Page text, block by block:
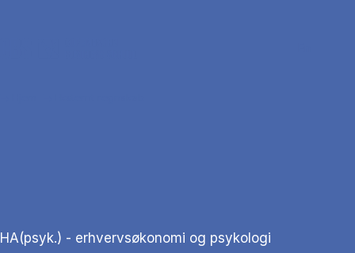
HA(psyk.) - erhvervsøkonomi og psykologi